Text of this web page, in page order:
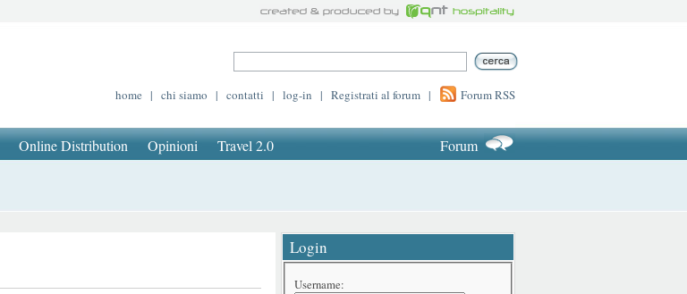
home | chi siamo | contatti | log-in | Registrati al forum | Forum RSS
Online Distribution Opinioni Travel 2.0 Forum
Login
Username: